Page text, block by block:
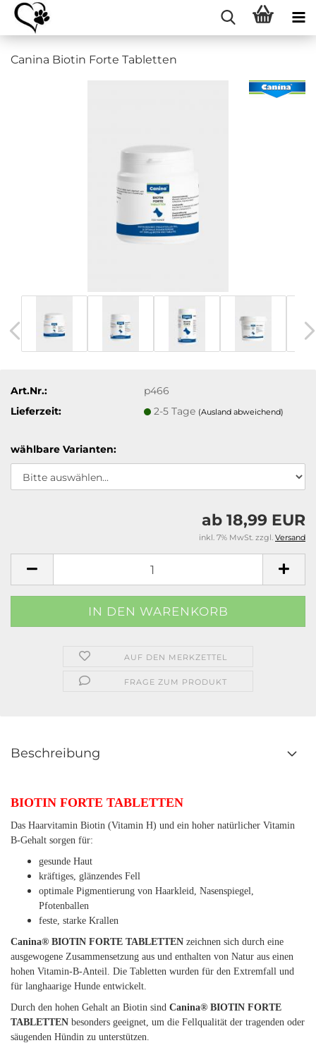
Canina Biotin Forte Tabletten
Art.Nr.:
p466
Lieferzeit:
2-5 Tage (Ausland abweichend)
wählbare Varianten:
ab 18,99 EUR
inkl. 7% MwSt. zzgl. Versand
AUF DEN MERKZETTEL
FRAGE ZUM PRODUKT
Beschreibung
BIOTIN FORTE TABLETTEN
Das Haarvitamin Biotin (Vitamin H) und ein hoher natürlicher Vitamin
B-Gehalt sorgen für:
gesunde Haut
kräftiges, glänzendes Fell
optimale Pigmentierung von Haarkleid, Nasenspiegel,
Pfotenballen
feste, starke Krallen
Canina® BIOTIN FORTE TABLETTEN zeichnen sich durch eine
ausgewogene Zusammensetzung aus und enthalten von Natur aus einen
hohen Vitamin-B-Anteil. Die Tabletten wurden für den Extremfall und
für langhaarige Hunde entwickelt.
Durch den hohen Gehalt an Biotin sind Canina® BIOTIN FORTE
TABLETTEN besonders geeignet, um die Fellqualität der tragenden oder
säugenden Hündin zu unterstützen.